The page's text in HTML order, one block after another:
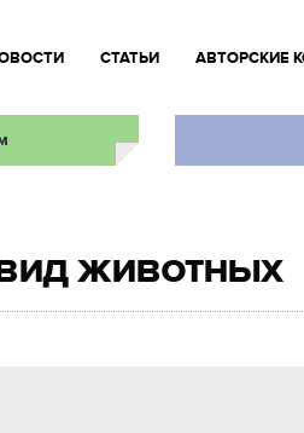
СТАТЬИ АВТОРСКИЕ
животных